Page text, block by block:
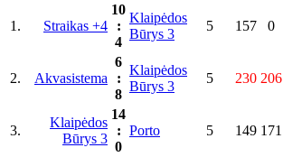
1. Straikas +4
10
:
4
Klaipėdos
Būrys 3
5 157 0
2. Akvasistema
6
:
8
Klaipėdos
Būrys 3
5 230 206
3.
Klaipėdos
Būrys 3
14
:
0
Porto 5 149 171